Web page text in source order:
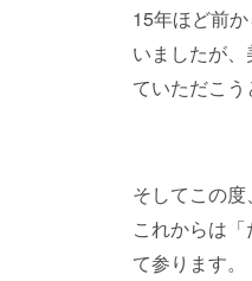
15年ほど前
いましたが
ていただこう
そしてこの
これからは
て参ります。